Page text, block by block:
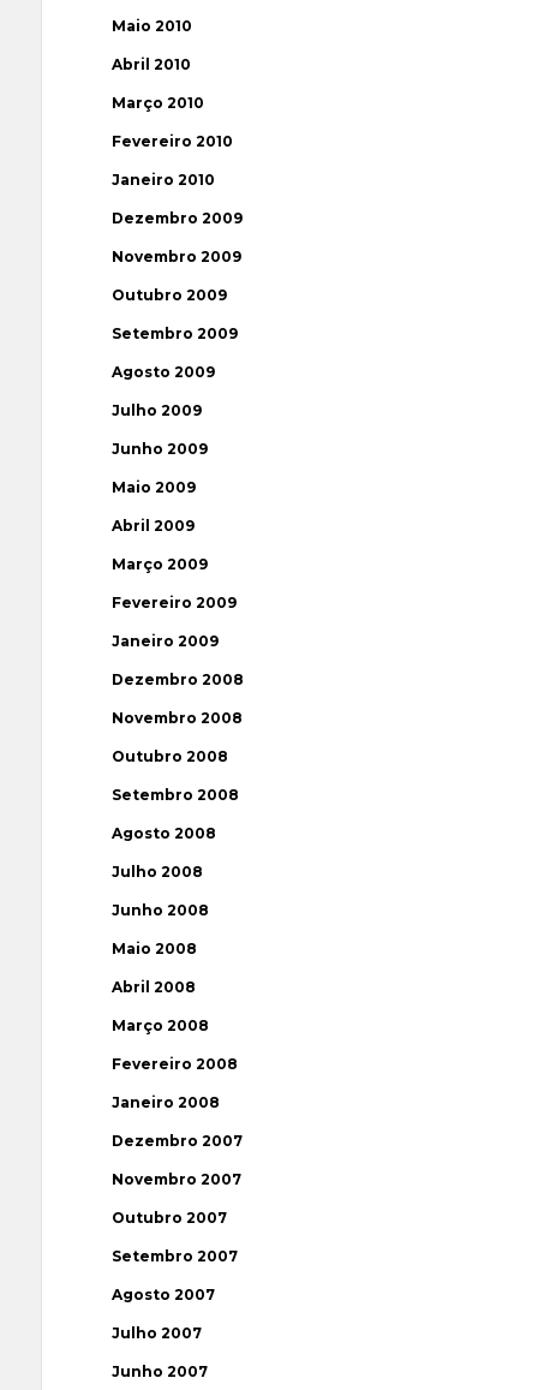
Maio 2010
Abril 2010
Março 2010
Fevereiro 2010
Janeiro 2010
Dezembro 2009
Novembro 2009
Outubro 2009
Setembro 2009
Agosto 2009
Julho 2009
Junho 2009
Maio 2009
Abril 2009
Março 2009
Fevereiro 2009
Janeiro 2009
Dezembro 2008
Novembro 2008
Outubro 2008
Setembro 2008
Agosto 2008
Julho 2008
Junho 2008
Maio 2008
Abril 2008
Março 2008
Fevereiro 2008
Janeiro 2008
Dezembro 2007
Novembro 2007
Outubro 2007
Setembro 2007
Agosto 2007
Julho 2007
Junho 2007